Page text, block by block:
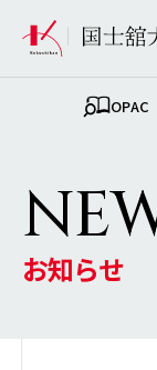
OPAC
NE
お知らせ